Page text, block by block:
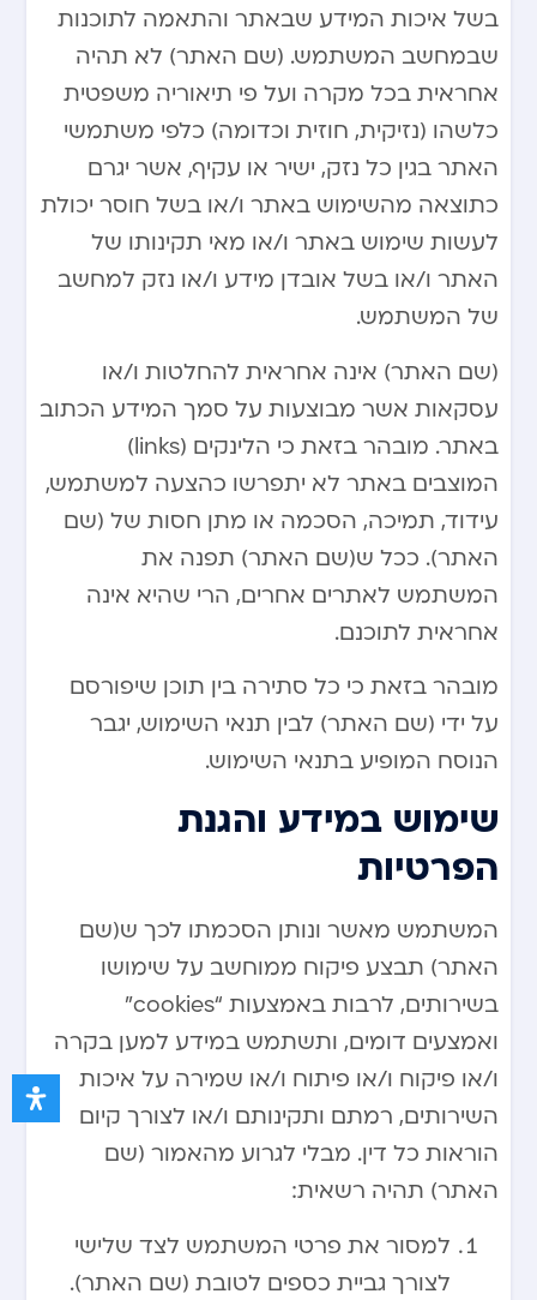
בשל איכות המידע שבאתר והתאמה לתוכנות
שבמחשב המשתמש. (שם האתר) לא תהיה
אחראית בכל מקרה ועל פי תיאוריה משפטית
כלשהו (נזיקית, חוזית וכדומה) כלפי משתמשי
האתר בגין כל נזק, ישיר או עקיף, אשר יגרם
כתוצאה מהשימוש באתר ו/או בשל חוסר יכולת
לעשות שימוש באתר ו/או מאי תקינותו של
האתר ו/או בשל אובדן מידע ו/או נזק למחשב
של המשתמש.
(שם האתר) אינה אחראית להחלטות ו/או
עסקאות אשר מבוצעות על סמך המידע הכתוב
באתר. מובהר בזאת כי הלינקים (links)
המוצבים באתר לא יתפרשו כהצעה למשתמש,
עידוד, תמיכה, הסכמה או מתן חסות של (שם
האתר). ככל ש(שם האתר) תפנה את
המשתמש לאתרים אחרים, הרי שהיא אינה
אחראית לתוכנם.
מובהר בזאת כי כל סתירה בין תוכן שיפורסם
על ידי (שם האתר) לבין תנאי השימוש, יגבר
הנוסח המופיע בתנאי השימוש.
שימוש במידע והגנת
הפרטיות
המשתמש מאשר ונותן הסכמתו לכך ש(שם
האתר) תבצע פיקוח ממוחשב על שימושו
בשירותים, לרבות באמצעות “cookies”
ואמצעים דומים, ותשתמש במידע למען בקרה
ו/או פיקוח ו/או פיתוח ו/או שמירה על איכות
השירותים, רמתם ותקינותם ו/או לצורך קיום
הוראות כל דין. מבלי לגרוע מהאמור (שם
האתר) תהיה רשאית:
למסור את פרטי המשתמש לצד שלישי
לצורך גביית כספים לטובת (שם האתר).